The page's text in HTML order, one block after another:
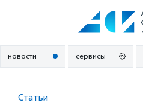
новости сервисы
Статьи